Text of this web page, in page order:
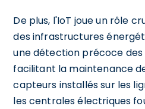
De plus, l'IoT joue un rôle
des infrastructures
une détection précoce
facilitant la maintenance
capteurs installés sur les
les centrales électriques